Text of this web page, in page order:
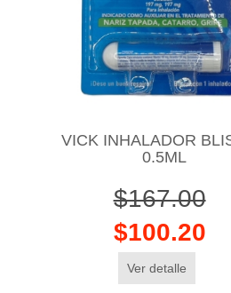
VICK INHALADOR
0.5ML
$167.00
$100.20
Ver detalle